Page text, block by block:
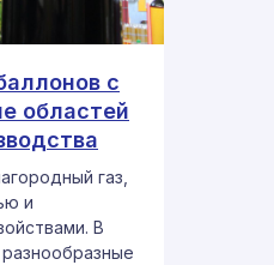
с
областей
газ,
и
В